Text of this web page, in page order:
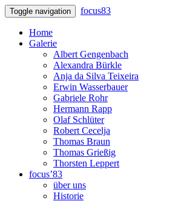
Toggle navigation focus83
Home
Galerie
Albert Gengenbach
Alexandra Bürkle
Anja da Silva Teixeira
Erwin Wasserbauer
Gabriele Rohr
Hermann Rapp
Olaf Schlüter
Robert Cecelja
Thomas Braun
Thomas Grießig
Thorsten Leppert
focus’83
über uns
Historie